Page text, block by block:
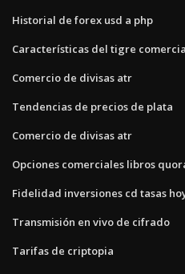
Historial de forex usd a php
Características del tigre
Comercio de divisas atr
Tendencias de precios de plata
Comercio de divisas atr
Opciones comerciales libros
Fidelidad inversiones cd tasas
Transmisión en vivo de cifrado
Tarifas de criptopia